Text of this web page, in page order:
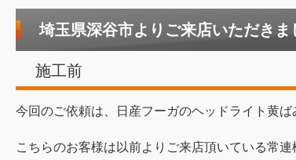
埼玉県深谷市よりご来店いただきま
施工前
今回のご依頼は、日産フーガのヘッドライト黄ば
こちらのお客様は以前よりご来店頂いている常